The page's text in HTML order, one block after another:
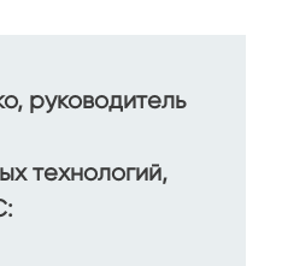
руководитель
технологий,